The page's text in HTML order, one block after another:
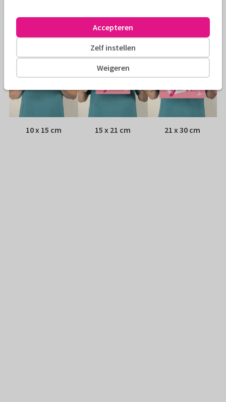
Formaten
10 x 15 cm 15 x 21 cm 21 x 30 cm
Weigeren
Zelf instellen
Accepteren